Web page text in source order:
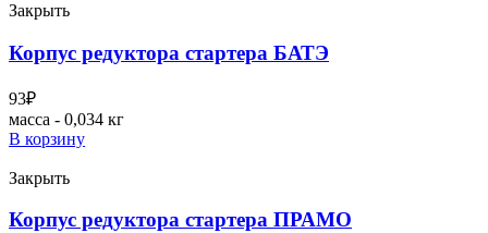
Закрыть
Корпус редуктора стартера БАТЭ
93₽
масса - 0,034 кг
В корзину
Закрыть
Корпус редуктора стартера ПРАМО